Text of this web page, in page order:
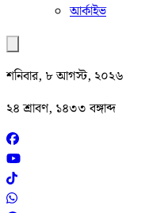
আর্কাইভ
শনিবার, ৮ আগস্ট, ২০২৬
২৪ শ্রাবণ, ১৪৩৩ বঙ্গাব্দ